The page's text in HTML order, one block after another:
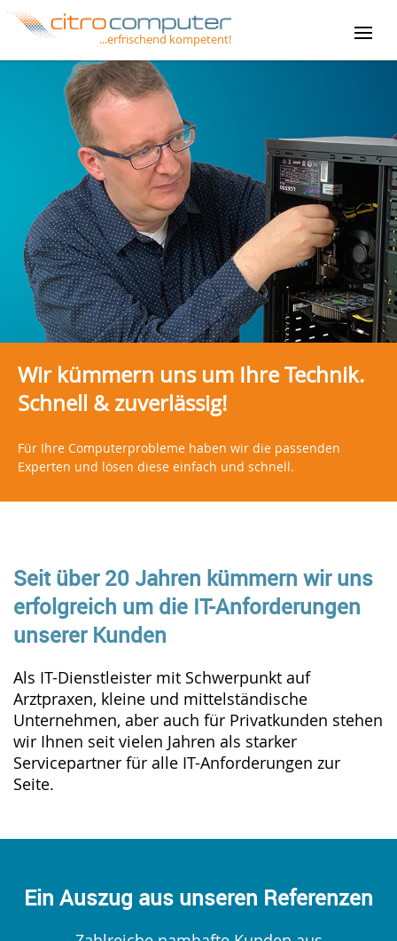
...erfrischend kompetent!
STARTSEITE
ÜBER UNS
LEISTUNGEN
JOBS
FERNWARTUNG
CCBACKUP
KONTAKT
Wir kümmern uns um Ihre Technik.
Schnell & zuverlässig!
Für Ihre Computerprobleme haben wir die passenden
Experten und lösen diese einfach und schnell.
Seit über 20 Jahren kümmern wir uns
erfolgreich um die IT-Anforderungen
unserer Kunden
Als IT-Dienstleister mit Schwerpunkt auf
Arztpraxen, kleine und mittelständische
Unternehmen, aber auch für Privatkunden stehen
wir Ihnen seit vielen Jahren als starker
Servicepartner für alle IT-Anforderungen zur
Seite.
Ein Auszug aus unseren Referenzen